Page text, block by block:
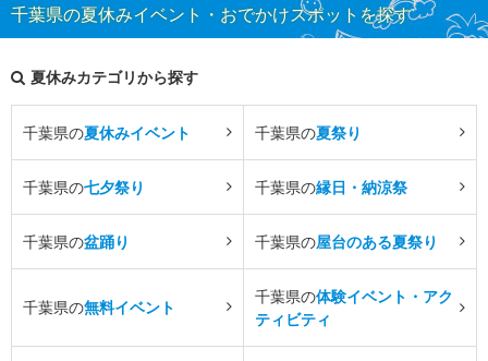
千葉県の夏休みイベント・おでかけスポットを探す
夏休みカテゴリから探す
千葉県の夏休みイベント 千葉県の夏祭り
千葉県の七夕祭り 千葉県の縁日・納涼祭
千葉県の盆踊り 千葉県の屋台のある夏祭り
千葉県の無料イベント
千葉県の体験イベント・アク
ティビティ